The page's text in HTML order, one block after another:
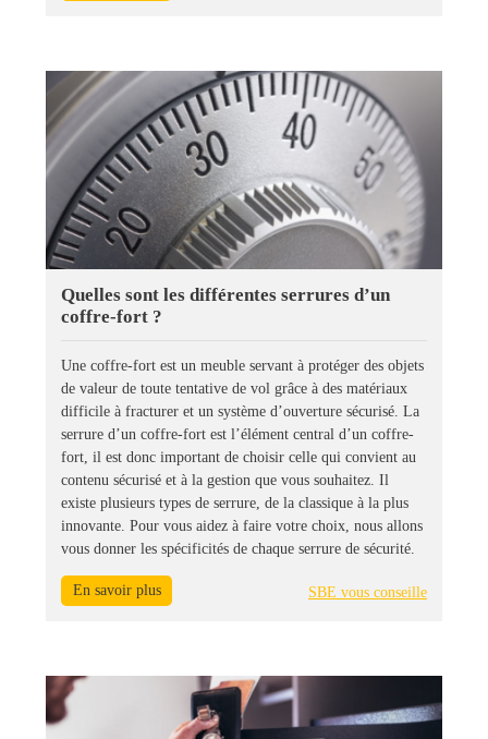
Quelles sont les différentes serrures d’un
coffre-fort ?
Une coffre-fort est un meuble servant à protéger des objets
de valeur de toute tentative de vol grâce à des matériaux
difficile à fracturer et un système d’ouverture sécurisé. La
serrure d’un coffre-fort est l’élément central d’un coffre-
fort, il est donc important de choisir celle qui convient au
contenu sécurisé et à la gestion que vous souhaitez. Il
existe plusieurs types de serrure, de la classique à la plus
innovante. Pour vous aidez à faire votre choix, nous allons
vous donner les spécificités de chaque serrure de sécurité.
En savoir plus SBE vous conseille